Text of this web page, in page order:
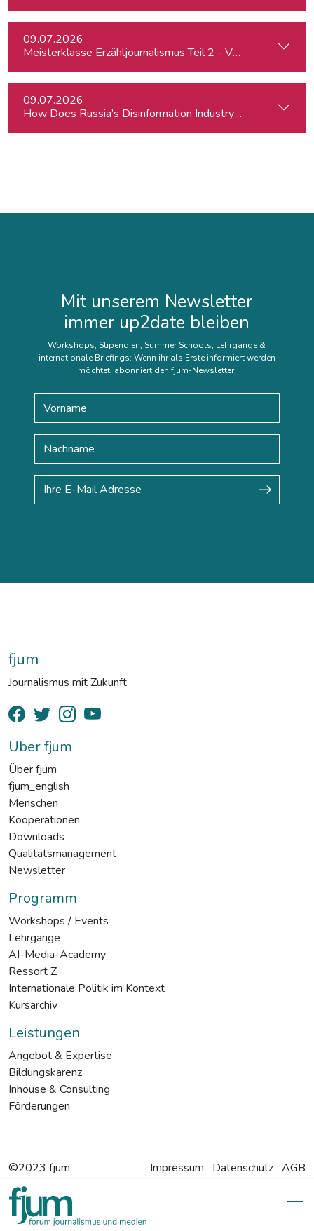
09.07.2026
Meisterklasse Erzähljournalismus Teil 2 - Von der Idee zur
09.07.2026
How Does Russia’s Disinformation Industry Work — and
Mit unserem Newsletter
immer up2date bleiben
Workshops, Stipendien, Summer Schools, Lehrgänge &
internationale Briefings: Wenn ihr als Erste informiert werden
möchtet, abonniert den fjum-Newsletter.
fjum
Journalismus mit Zukunft
Über fjum
Über fjum
fjum_english
Menschen
Kooperationen
Downloads
Qualitätsmanagement
Newsletter
Programm
Workshops / Events
Lehrgänge
AI-Media-Academy
Ressort Z
Internationale Politik im Kontext
Kursarchiv
Leistungen
Angebot & Expertise
Bildungskarenz
Inhouse & Consulting
Förderungen
Impressum Datenschutz AGB
©2023 fjum